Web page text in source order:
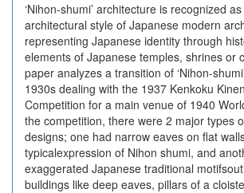
‘Nihon-shumi’ architecture is recognized
architectural style of Japanese modern
representing Japanese identity through
elements of Japanese temples, shrines or
paper analyzes a transition of ‘Nihon-
1930s dealing with the 1937 Kenkoku
Competition for a main venue of 1940
the competition, there were 2 major types
designs; one had narrow eaves on flat
typicalexpression of Nihon shumi, and
exaggerated Japanese traditional
buildings like deep eaves, pillars of a